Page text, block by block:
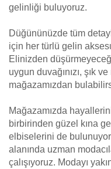
gelinliği buluyoruz.
Düğününüzde tüm
için her türlü gelin
Elinizden
uygun duvağınızı, şık
mağazamızdan
Mağazamızda
birbirinden güzel kına
elbiselerini de
alanında uzman
çalışıyoruz. Modayı